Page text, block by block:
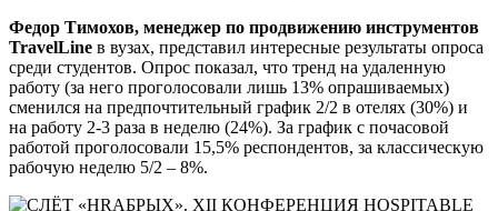
Федор Тимохов, менеджер по продвижению инструментов
TravelLine в вузах, предcтавил интересные результаты опроса
среди студентов. Опрос показал, что тренд на удаленную
работу (за него проголосовали лишь 13% опрашиваемых)
сменился на предпочтительный график 2/2 в отелях (30%) и
на работу 2-3 раза в неделю (24%). За график с почасовой
работой проголосовали 15,5% респондентов, за классическую
рабочую неделю 5/2 – 8%.